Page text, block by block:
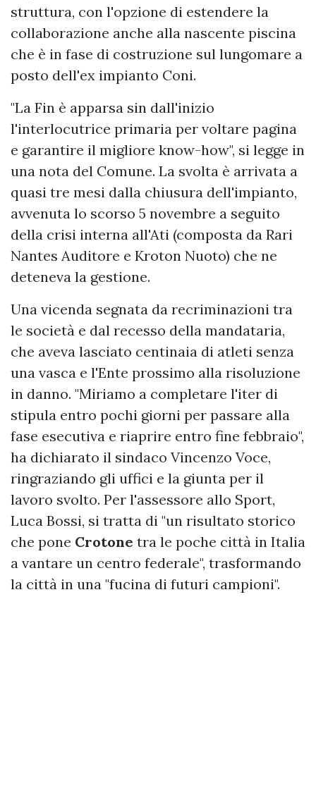
struttura, con l'opzione di estendere la
collaborazione anche alla nascente piscina
che è in fase di costruzione sul lungomare a
posto dell'ex impianto Coni.
"La Fin è apparsa sin dall'inizio
l'interlocutrice primaria per voltare pagina
e garantire il migliore know-how", si legge in
una nota del Comune. La svolta è arrivata a
quasi tre mesi dalla chiusura dell'impianto,
avvenuta lo scorso 5 novembre a seguito
della crisi interna all'Ati (composta da Rari
Nantes Auditore e Kroton Nuoto) che ne
deteneva la gestione.
Una vicenda segnata da recriminazioni tra
le società e dal recesso della mandataria,
che aveva lasciato centinaia di atleti senza
una vasca e l'Ente prossimo alla risoluzione
in danno. "Miriamo a completare l'iter di
stipula entro pochi giorni per passare alla
fase esecutiva e riaprire entro fine febbraio",
ha dichiarato il sindaco Vincenzo Voce,
ringraziando gli uffici e la giunta per il
lavoro svolto. Per l'assessore allo Sport,
Luca Bossi, si tratta di "un risultato storico
che pone Crotone tra le poche città in Italia
a vantare un centro federale", trasformando
la città in una "fucina di futuri campioni".